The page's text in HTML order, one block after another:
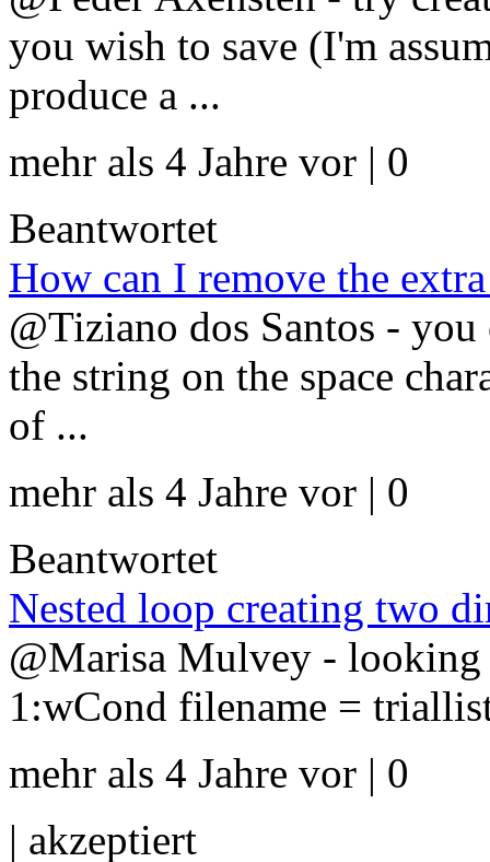
you wish to save (I'm
produce a ...
mehr als 4 Jahre vor | 0
Beantwortet
How can I remove the
@Tiziano dos Santos -
the string on the space
of ...
mehr als 4 Jahre vor | 0
Beantwortet
Nested loop creating two
@Marisa Mulvey -
1:wCond filename =
mehr als 4 Jahre vor | 0
| akzeptiert